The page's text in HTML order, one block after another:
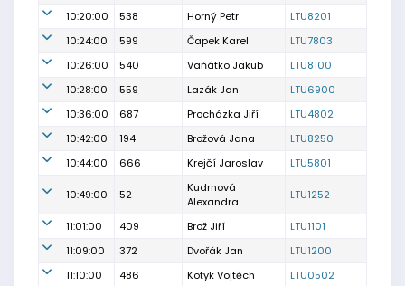
10:20:00
538 Horný Petr
LTU8201
10:24:00
599 Čapek Karel
LTU7803
10:26:00
540 Vaňátko Jakub
LTU8100
10:28:00
559 Lazák Jan
LTU6900
10:36:00
687 Procházka Jiří
LTU4802
10:42:00
194 Brožová Jana
LTU8250
10:44:00
666 Krejčí Jaroslav LTU5801
10:49:00 52
Kudrnová
Alexandra
LTU1252
11:01:00 409 Brož Jiří
LTU1101
11:09:00
372 Dvořák Jan
LTU1200
11:10:00
486 Kotyk Vojtěch LTU0502